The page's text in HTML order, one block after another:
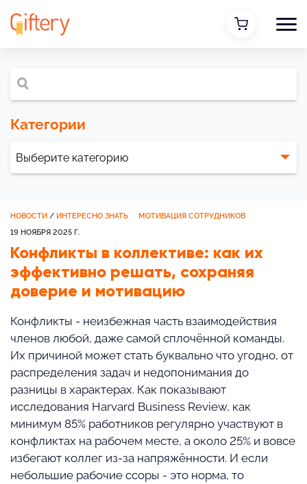
Категории
НОВОСТИ / ИНТЕРЕСНО ЗНАТЬ
МОТИВАЦИЯ СОТРУДНИКОВ
19 НОЯБРЯ 2025 Г.
Конфликты в коллективе: как их
эффективно решать, сохраняя
доверие и мотивацию
Конфликты - неизбежная часть взаимодействия
членов любой, даже самой сплочённой команды.
Их причиной может стать буквально что угодно, от
распределения задач и недопонимания до
разницы в характерах. Как показывают
исследования Harvard Business Review, как
минимум 85% работников регулярно участвуют в
конфликтах на рабочем месте, а около 25% и вовсе
избегают коллег из-за напряжённости. И если
небольшие рабочие ссоры - это норма, то